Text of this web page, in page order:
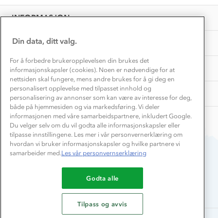
7
2025
INFORMASJON
OM OSS
Samarbeide med oss?
TIPS OG RÅD
Turmat oppskrifter
Beredskap
AKTIVITETER
Overnatte utendørs⛺
Leirskole 🥾
Barnehageansatt
Tips til hyttetur
Du betaler enkelt med
Din data, ditt valg.
For å forbedre brukeropplevelsen din brukes det
informasjonskapsler (cookies). Noen er nødvendige for at
nettsiden skal fungere, mens andre brukes for å gi deg en
personalisert opplevelse med tilpasset innhold og
personalisering av annonser som kan være av interesse for deg,
både på hjemmesiden og via markedsføring. Vi deler
informasjonen med våre samarbeidspartnere, inkludert Google.
Du velger selv om du vil godta alle informasjonskapsler eller
tilpasse innstillingene. Les mer i vår personvernerklæring om
hvordan vi bruker informasjonskapsler og hvilke partnere vi
samarbeider med.Les vår personvernserklæring
Godta alle
Tilpass og avvis